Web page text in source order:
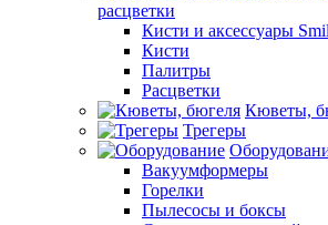
расцветки
Кисти и аксессуары
Кисти
Палитры
Расцветки
Кюветы,
Трегеры
Вакуумформеры
Горелки
Пылесосы и боксы